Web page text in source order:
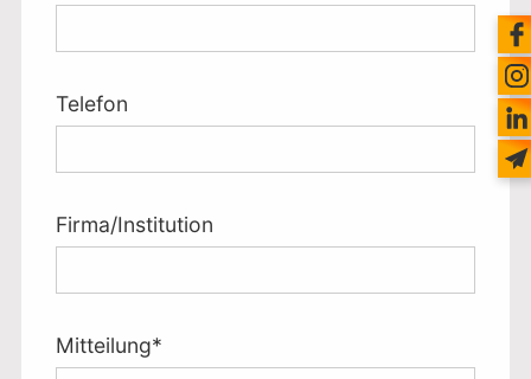
Telefon
Firma/Institution
Pflichtfeld
Mitteilung*